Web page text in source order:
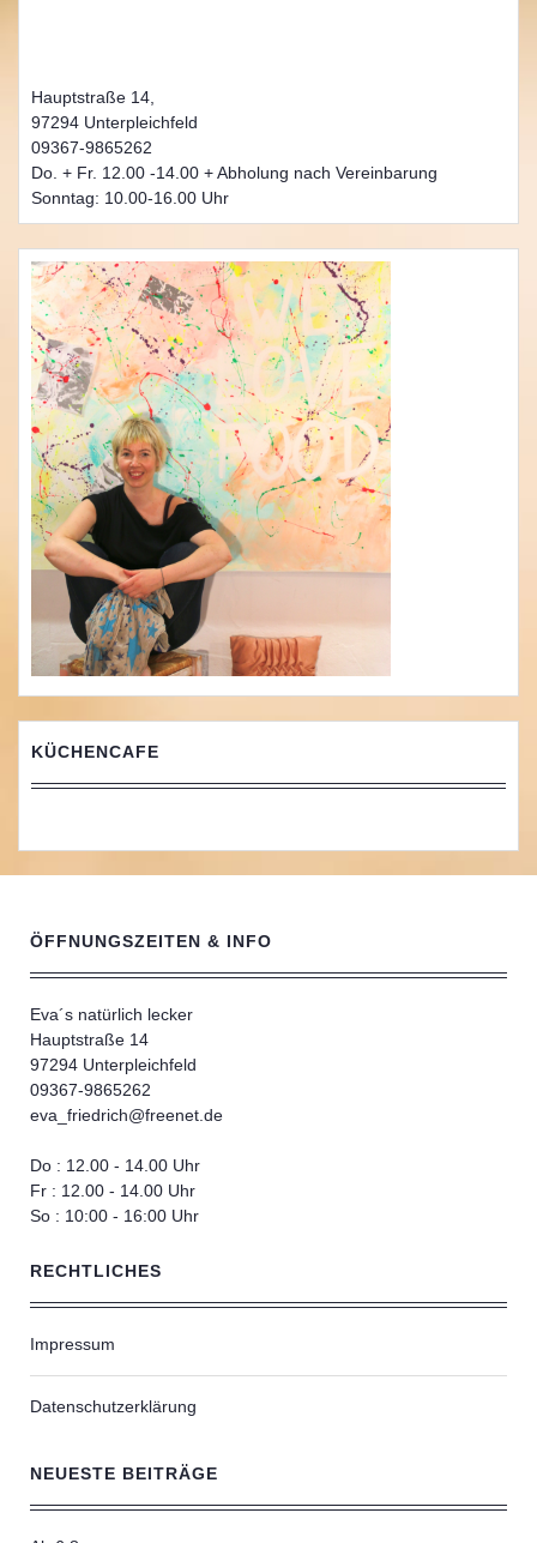
Hauptstraße 14,
97294 Unterpleichfeld
09367-9865262
Do. + Fr. 12.00 -14.00 + Abholung nach Vereinbarung
Sonntag: 10.00-16.00 Uhr
KÜCHENCAFE
ÖFFNUNGSZEITEN & INFO
Eva´s natürlich lecker
Hauptstraße 14
97294 Unterpleichfeld
09367-9865262
eva_friedrich@freenet.de
Do : 12.00 - 14.00 Uhr
Fr : 12.00 - 14.00 Uhr
So : 10:00 - 16:00 Uhr
RECHTLICHES
Impressum
Datenschutzerklärung
NEUESTE BEITRÄGE